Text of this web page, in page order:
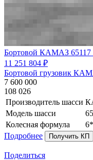
Бортовой КАМАЗ
11 251 804 ₽
Бортовой грузовик
7 600 000
108 026
Производитель шасси
Модель шасси
Колесная формула
Подробнее
Получить КП
Поделиться